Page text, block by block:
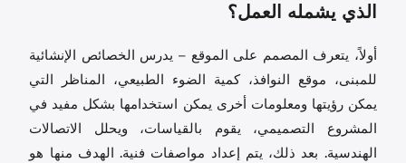
الذي يشمله العمل؟
أولاً، يتعرف المصمم على الموقع – يدرس الخصائص الإنشائية
للمبنى، موقع النوافذ، كمية الضوء الطبيعي، المناظر التي
يمكن رؤيتها ومعلومات أخرى يمكن استخدامها بشكل مفيد في
المشروع التصميمي، يقوم بالقياسات، ويحلل الاتصالات
الهندسية. بعد ذلك، يتم إعداد مواصفات فنية. الهدف منها هو